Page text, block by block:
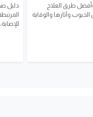
طرق العلاج
وآثارها والوقاية
​دليل